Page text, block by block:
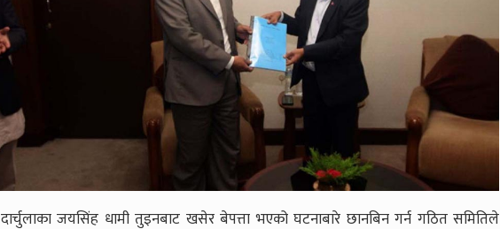
दार्चुलाका जयसिंह धामी तुइनबाट खसेर बेपत्ता भएको घटनाबारे छानबिन गर्न गठित समितिले